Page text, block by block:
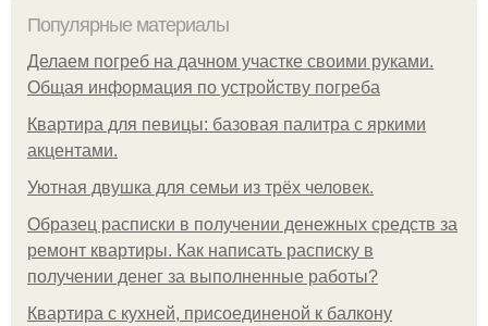
Популярные материалы
Делаем погреб на дачном участке своими руками.
Общая информация по устройству погреба
Квартира для певицы: базовая палитра с яркими
акцентами.
Уютная двушка для семьи из трёх человек.
Образец расписки в получении денежных средств за
ремонт квартиры. Как написать расписку в
получении денег за выполненные работы?
Квартира с кухней, присоединеной к балкону